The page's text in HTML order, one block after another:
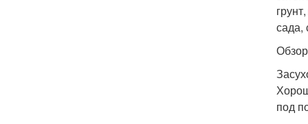
сада,
под